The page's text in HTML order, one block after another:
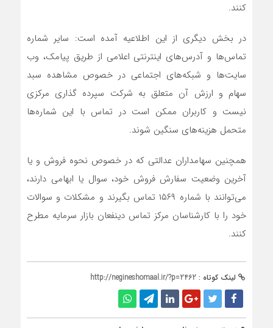
کنند.
در بخش دیگری از این اطلاعیه آمده است: سایر شماره
تماس‌ها و آدرس‌های اینترنتی اعلامی از طریق پیامک، وب
سایت‌ها و شبکه‌های اجتماعی در خصوص مشاهده سبد
سهام و ارزش آن متعلق به شرکت سپرده گذاری مرکزی
نیست و کاربران ممکن است در تماس با این شماره‌ها
متحمل هزینه‌های سنگین شوند.
همچنین سهامداران عدالتی که در خصوص نحوه فروش و یا
آخرین وضعیت سفارش فروش خود، سوال یا ابهامی دارند،
می‌توانند با شماره ۱۵۶۹ تماس بگیرند و مشکلات و سوالات
خود را با کارشناسان مرکز تماس دینفعان بازار سرمایه مطرح
کنند.
لینک کوتاه : http://negineshomaal.ir/?p=2462